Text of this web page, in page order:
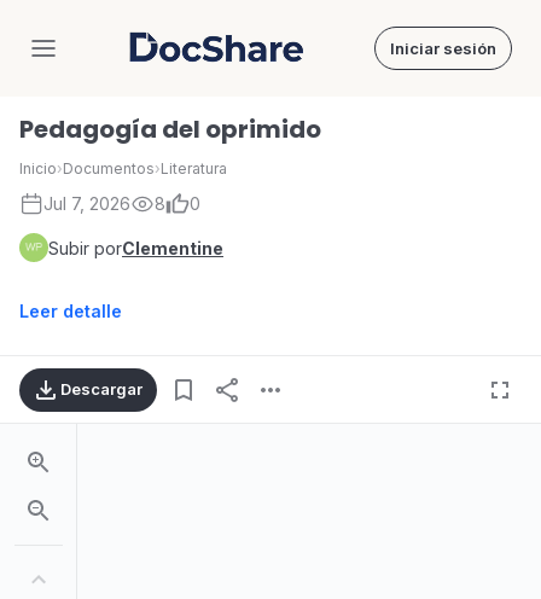
DocShare Iniciar sesión
Pedagogía del oprimido
Inicio›Documentos›Literatura
Jul 7, 2026 8 0
Subir porClementine
Leer detalle
Descargar